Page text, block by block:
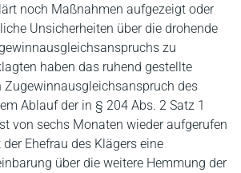
noch Maßnahmen aufgezeigt oder
Unsicherheiten über die drohende
zu
haben das ruhend gestellte
Zugewinnausgleichsanspruch des
Ablauf der in § 204 Abs. 2 Satz 1
von sechs Monaten wieder aufgerufen
Ehefrau des Klägers eine
über die weitere Hemmung der